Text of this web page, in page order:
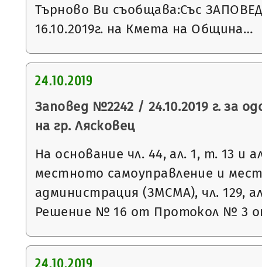
Търново Ви съобщава:Със
16.10.2019г. на Кмета на Община…
24.10.2019
Заповед №2242 / 24.10.2019 г. за
на гр. Лясковец
На основание чл. 44, ал. 1, т. 13 и
местното самоуправление и
администрация (ЗМСМА), чл. 129,
Решение № 16 от Протокол № 3